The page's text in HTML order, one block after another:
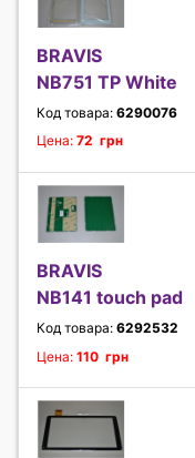
BRAVIS
NB751 TP White
Код товара: 6290076
Цена: 72 грн
BRAVIS
NB141 touch pad
Код товара: 6292532
Цена: 110 грн